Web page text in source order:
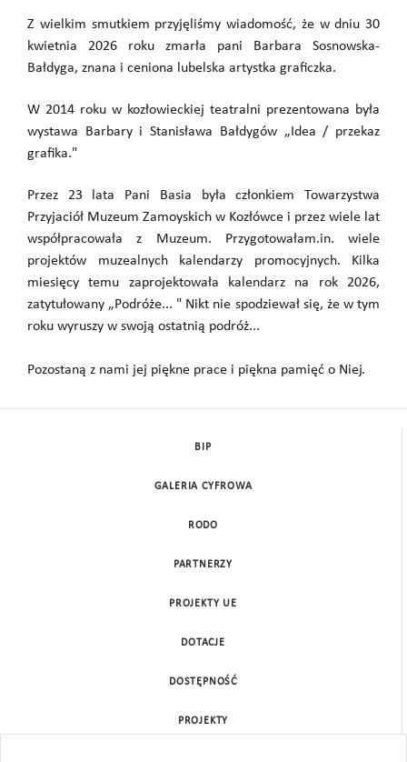
Z wielkim smutkiem przyjęliśmy wiadomość, że w dniu 30
kwietnia 2026 roku zmarła pani Barbara Sosnowska-
Bałdyga, znana i ceniona lubelska artystka graficzka.
W 2014 roku w kozłowieckiej teatralni prezentowana była
wystawa Barbary i Stanisława Bałdygów „Idea / przekaz
grafika."
Przez 23 lata Pani Basia była członkiem Towarzystwa
Przyjaciół Muzeum Zamoyskich w Kozłówce i przez wiele lat
współpracowała z Muzeum. Przygotowałam.in. wiele
projektów muzealnych kalendarzy promocyjnych. Kilka
miesięcy temu zaprojektowała kalendarz na rok 2026,
zatytułowany „Podróże... " Nikt nie spodziewał się, że w tym
roku wyruszy w swoją ostatnią podróż...
Pozostaną z nami jej piękne prace i piękna pamięć o Niej.
BIP
GALERIA CYFROWA
RODO
PARTNERZY
PROJEKTY UE
DOTACJE
DOSTĘPNOŚĆ
PROJEKTY